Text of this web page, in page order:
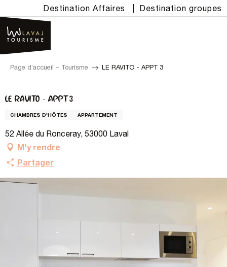
au
contenu
principal
Destination Affaires Destination groupes
Page d’accueil – Tourisme LE RAVITO - APPT 3
LE RAVITO - APPT 3
CHAMBRES D'HÔTES APPARTEMENT
52 Allée du Ronceray, 53000 Laval
M'y rendre
Partager